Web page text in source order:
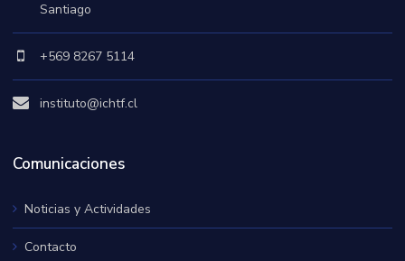
Santiago
+569 8267 5114
instituto@ichtf.cl
Comunicaciones
Noticias y Actividades
Contacto